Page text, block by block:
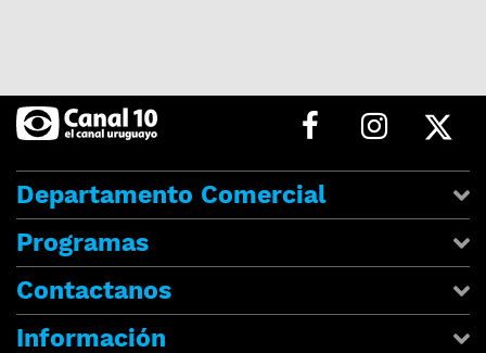
Departamento Comercial
Programas
Contactanos
Información